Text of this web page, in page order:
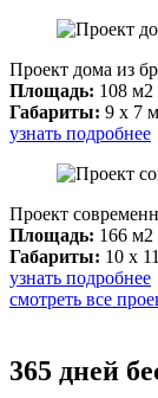
Проект дома из
Площадь: 108 м2
Габариты: 9 x 7 м
узнать подробнее
Проект
Площадь: 166 м2
Габариты: 10 x
узнать подробнее
смотреть все
365 дней